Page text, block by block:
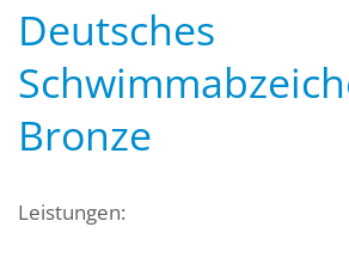
Deutsches
Bronze
Leistungen: